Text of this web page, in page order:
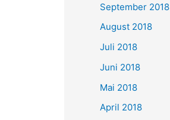
September 2018
August 2018
Juli 2018
Juni 2018
Mai 2018
April 2018